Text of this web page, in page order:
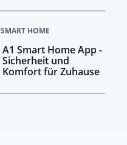
SMART HOME
A1 Smart Home App -
Sicherheit und
Komfort für Zuhause